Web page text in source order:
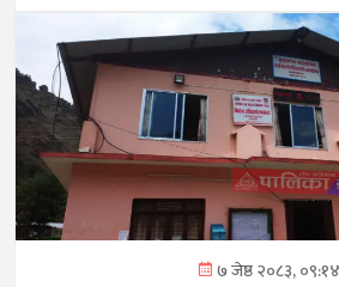
७ जेष्ठ २०८३, ०९:१४